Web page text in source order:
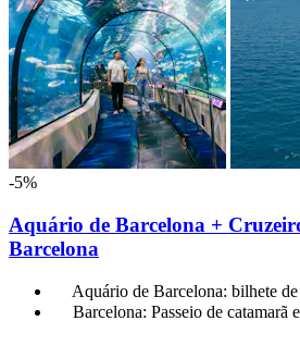
-5%
Aquário de Barcelona +
Barcelona
Aquário de Barcelona: bilhete de
Barcelona: Passeio de catamarã